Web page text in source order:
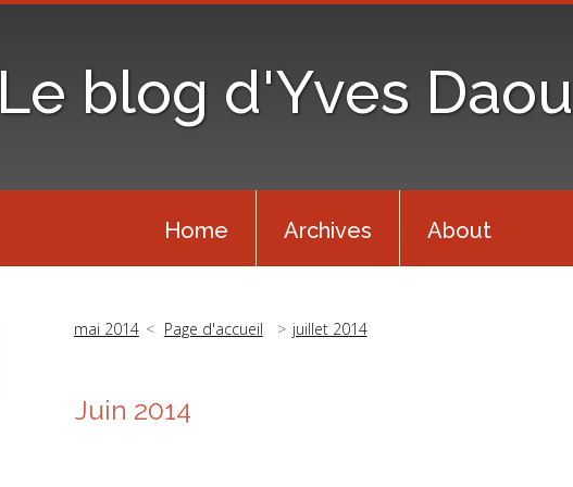
Le blog d'Yves
Home Archives About
mai 2014 Page d'accueil juillet 2014
Juin 2014